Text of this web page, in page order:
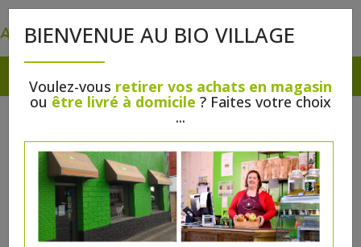
BIENVENUE AU BIO VILLAGE
Voulez-vous retirer vos achats en magasin
ou être livré à domicile ? Faites votre choix
...